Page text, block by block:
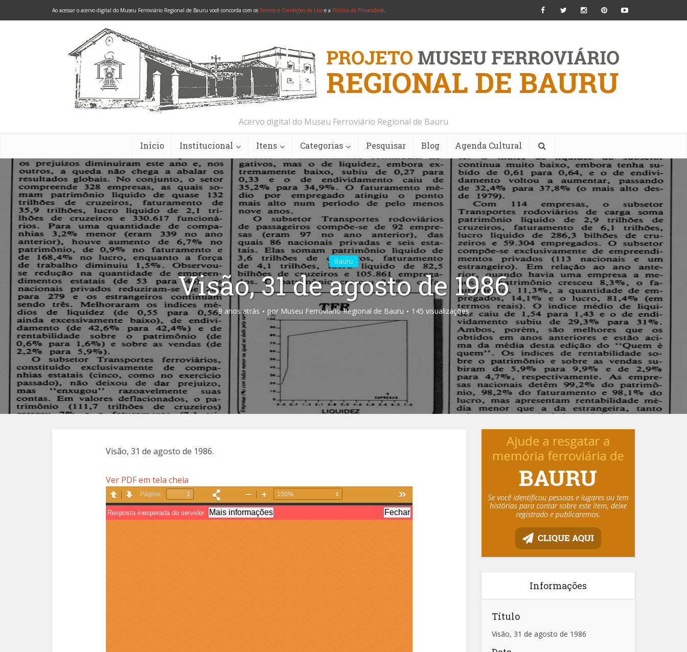
Ao acessar o acervo digital do Museu Ferroviário Regional de Bauru você concorda com os Termos e Condições de Uso e a Política de Privacidade.
Acervo digital do Museu Ferroviário Regional de Bauru
Início Institucional Itens Categorias Pesquisar Blog Agenda Cultural
Bauru
Visão, 31 de agosto de 1986
9 anos atrás por Museu Ferroviário Regional de Bauru 145 visualizações
Visão, 31 de agosto de 1986.
Ver PDF em tela cheia
Informações
Título
Visão, 31 de agosto de 1986